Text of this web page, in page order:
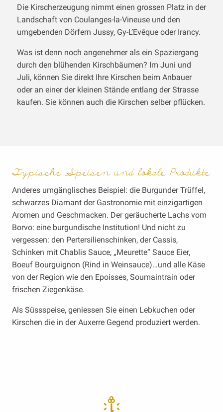
Die Kirscherzeugung nimmt einen grossen Platz in der
Landschaft von Coulanges-la-Vineuse und den
umgebenden Dörfern Jussy, Gy-L’Evêque oder Irancy.
Was ist denn noch angenehmer als ein Spaziergang
durch den blühenden Kirschbäumen? Im Juni und
Juli, können Sie direkt Ihre Kirschen beim Anbauer
oder an einer der kleinen Stände entlang der Strasse
kaufen. Sie können auch die Kirschen selber pflücken.
Typische Speisen und lokale Produkte
Anderes umgänglisches Beispiel: die Burgunder Trüffel,
schwarzes Diamant der Gastronomie mit einzigartigen
Aromen und Geschmacken. Der geräucherte Lachs vom
Borvo: eine burgundische Institution! Und nicht zu
vergessen: den Pertersilienschinken, der Cassis,
Schinken mit Chablis Sauce, „Meurette“ Sauce Eier,
Boeuf Bourguignon (Rind in Weinsauce)…und alle Käse
von der Region wie den Epoisses, Soumaintrain oder
frischen Ziegenkäse.
Als Süssspeise, geniessen Sie einen Lebkuchen oder
Kirschen die in der Auxerre Gegend produziert werden.